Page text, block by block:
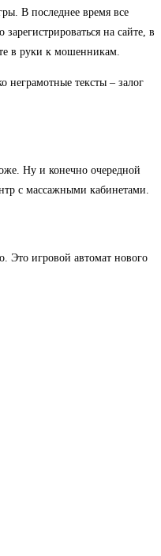
В последнее время все
на сайте, в
в руки к мошенникам.
неграмотные тексты – залог
Ну и конечно очередной
с массажными кабинетами.
Это игровой автомат нового